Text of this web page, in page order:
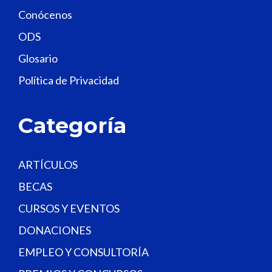
i
e
d
b
n
.
Conócenos
ODS
Glosario
Política de Privacidad
Categoría
ARTÍCULOS
BECAS
CURSOS Y EVENTOS
DONACIONES
EMPLEO Y CONSULTORÍA